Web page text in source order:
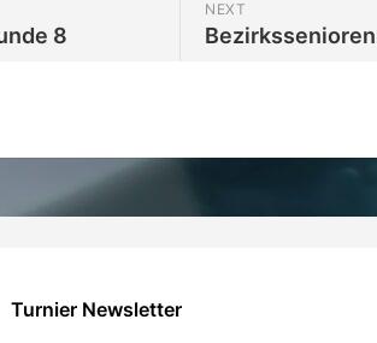
NEXT
8
Turnier Newsletter